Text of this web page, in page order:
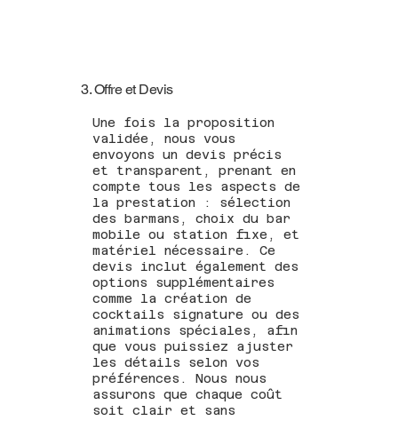
3. Offre et Devis
Une fois la proposition
validée, nous vous
envoyons un devis précis
et transparent, prenant en
compte tous les aspects de
la prestation : sélection
des barmans, choix du bar
mobile ou station fixe, et
matériel nécessaire. Ce
devis inclut également des
options supplémentaires
comme la création de
cocktails signature ou des
animations spéciales, afin
que vous puissiez ajuster
les détails selon vos
préférences. Nous nous
assurons que chaque coût
soit clair et sans